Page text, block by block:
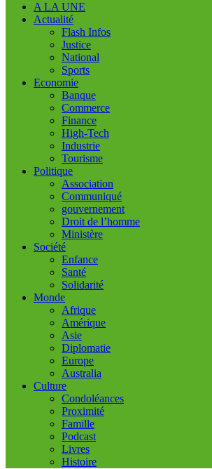
A LA UNE
Actualité
Flash Infos
Justice
National
Sports
Economie
Banque
Commerce
Finance
High-Tech
Industrie
Tourisme
Politique
Association
Communiqué
gouvernement
Droit de l’homme
Ministère
Société
Enfance
Santé
Solidarité
Monde
Afrique
Amérique
Asie
Diplomatie
Europe
Australia
Culture
Condoléances
Proximité
Famille
Podcast
Livres
Histoire